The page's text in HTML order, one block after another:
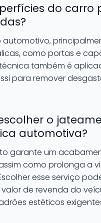
do carro
automotivo,
como portas e
também é
para remover
o
automotiva?
garante um
como prolonga a
esse serviço
de revenda do
estéticos